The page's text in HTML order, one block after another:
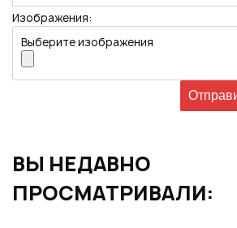
Изображения:
Выберите изображения
ВЫ НЕДАВНО
ПРОСМАТРИВАЛИ: